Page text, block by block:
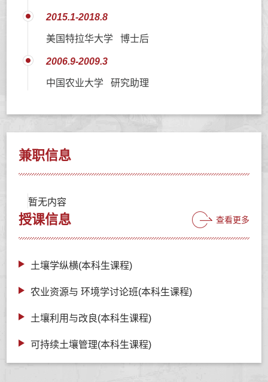
2015.1-2018.8
美国特拉华大学 博士后
2006.9-2009.3
中国农业大学 研究助理
兼职信息
暂无内容
授课信息 查看更多
土壤学纵横(本科生课程)
农业资源与 环境学讨论班(本科生课程)
土壤利用与改良(本科生课程)
可持续土壤管理(本科生课程)